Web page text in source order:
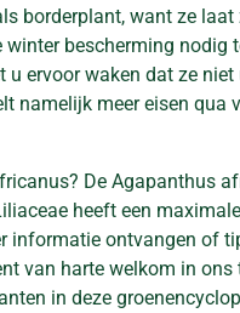
borderplant, want ze
bescherming nodig
u ervoor waken dat ze
namelijk meer eisen qua
De Agapanthus
heeft een
informatie ontvangen of
van harte welkom in ons
in deze